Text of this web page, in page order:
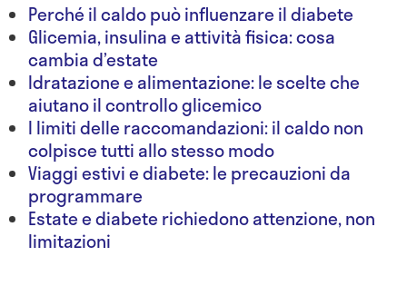
Perché il caldo può influenzare il diabete
Glicemia, insulina e attività fisica: cosa
cambia d’estate
Idratazione e alimentazione: le scelte che
aiutano il controllo glicemico
I limiti delle raccomandazioni: il caldo non
colpisce tutti allo stesso modo
Viaggi estivi e diabete: le precauzioni da
programmare
Estate e diabete richiedono attenzione, non
limitazioni